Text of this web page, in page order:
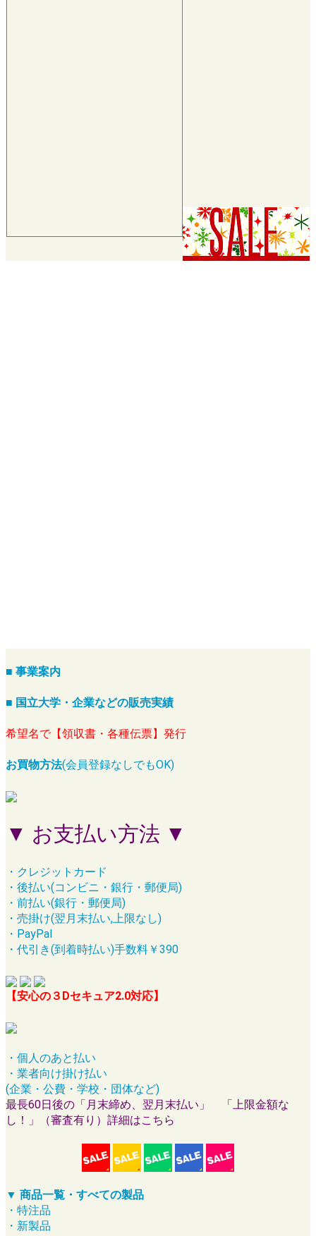
■ 事業案内
■ 国立大学・企業などの販売実績
希望名で【領収書・各種伝票】発行
お買物方法(会員登録なしでもOK)
▼ お支払い方法 ▼
・クレジットカード
・後払い(コンビニ・銀行・郵便局)
・前払い(銀行・郵便局)
・売掛け(翌月末払い,上限なし)
・PayPal
・代引き(到着時払い)手数料￥390
【安心の３Dセキュア2.0対応】
・個人のあと払い
・業者向け掛け払い
(企業・公費・学校・団体など)
最長60日後の「月末締め、翌月末払い」 「上限金額な
し！」（審査有り）詳細はこちら
▼ 商品一覧・すべての製品
・特注品
・新製品